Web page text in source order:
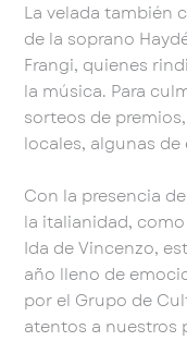
La velada también
de la soprano
Frangi, quienes
la música. Para
sorteos de
locales, algunas
Con la presencia
la italianidad,
Ida de Vincenzo,
año lleno de
por el Grupo de
atentos a nuestros